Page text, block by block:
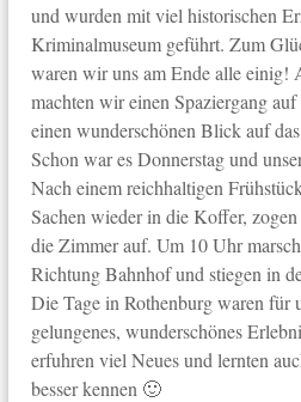
und wurden mit viel historischen
Kriminalmuseum geführt. Zum
waren wir uns am Ende alle einig!
machten wir einen Spaziergang
einen wunderschönen Blick auf
Schon war es Donnerstag und
Nach einem reichhaltigen
Sachen wieder in die Koffer,
die Zimmer auf. Um 10 Uhr
Richtung Bahnhof und stiegen in
Die Tage in Rothenburg waren für
gelungenes, wunderschönes
erfuhren viel Neues und lernten
besser kennen 🙂